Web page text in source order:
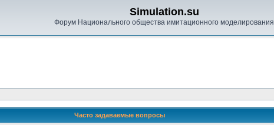
Simulation.su
Форум Национального общества имитационного моделирования
Часто задаваемые вопросы